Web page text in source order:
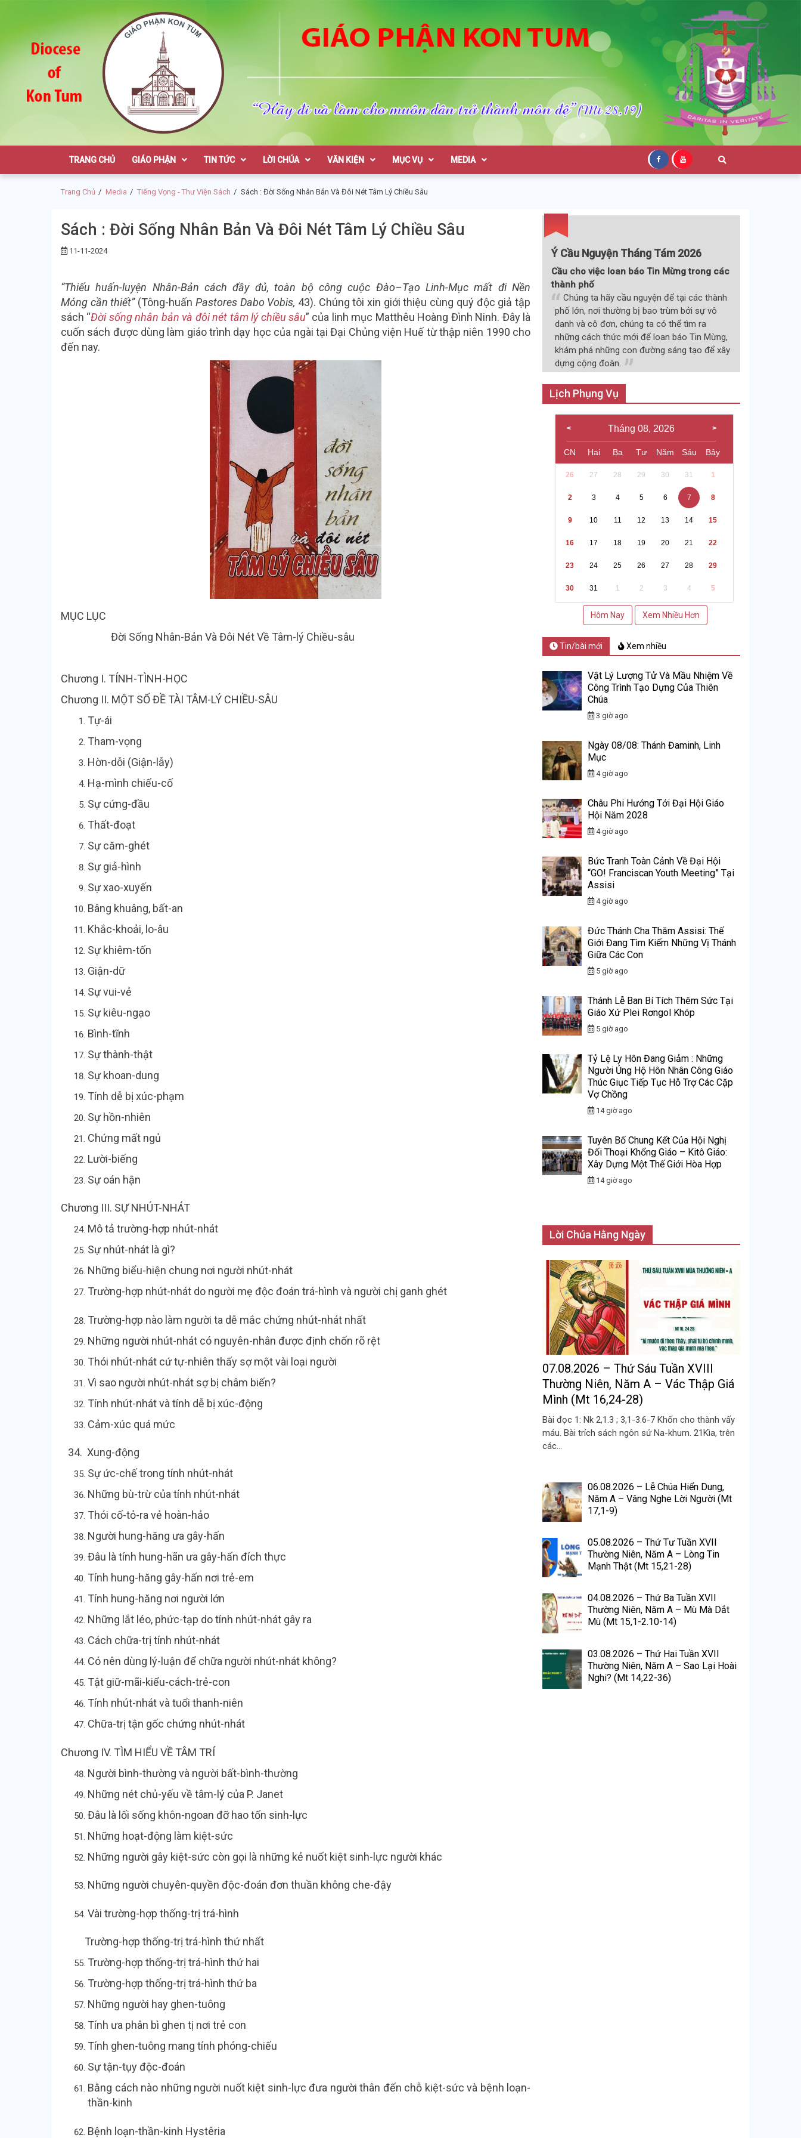
Giáo Phận Kon Tum
TRANG CHỦ GIÁO PHẬN TIN TỨC LỜI CHÚA VĂN KIỆN MỤC VỤ MEDIA
Trang Chủ Media Tiếng Vọng - Thư Viện Sách Sách : Đời Sống Nhân Bản Và Đôi Nét Tâm Lý Chiều Sâu
Sách : Đời Sống Nhân Bản Và Đôi Nét Tâm Lý Chiều Sâu
11-11-2024
“Thiếu huấn-luyện Nhân-Bản cách đầy đủ, toàn bộ công cuộc Đào–Tạo Linh-Mục mất đi Nền
Móng cần thiết” (Tông-huấn Pastores Dabo Vobis, 43). Chúng tôi xin giới thiệu cùng quý độc giả tập
sách “Đời sống nhân bản và đôi nét tâm lý chiều sâu” của linh mục Matthêu Hoàng Đình Ninh. Đây là
cuốn sách được dùng làm giáo trình dạy học của ngài tại Đại Chủng viện Huế từ thập niên 1990 cho
đến nay.
MỤC LỤC
Đời Sống Nhân-Bản Và Đôi Nét Về Tâm-lý Chiều-sâu
Chương I. TÍNH-TÌNH-HỌC
Chương II. MỘT SỐ ĐỀ TÀI TÂM-LÝ CHIỀU-SÂU
Tự-ái
Tham-vọng
Hờn-dỗi (Giận-lẫy)
Hạ-mình chiếu-cố
Sự cứng-đầu
Thất-đoạt
Sự căm-ghét
Sự giả-hình
Sự xao-xuyến
Bâng khuâng, bất-an
Khắc-khoải, lo-âu
Sự khiêm-tốn
Giận-dữ
Sự vui-vẻ
Sự kiêu-ngạo
Bình-tĩnh
Sự thành-thật
Sự khoan-dung
Tính dễ bị xúc-phạm
Sự hồn-nhiên
Chứng mất ngủ
Lười-biếng
Sự oán hận
Chương III. SỰ NHÚT-NHÁT
Mô tả trường-hợp nhút-nhát
Sự nhút-nhát là gì?
Những biểu-hiện chung nơi người nhút-nhát
Trường-hợp nhút-nhát do người mẹ độc đoán trá-hình và người chị ganh ghét
Trường-hợp nào làm người ta dễ mắc chứng nhút-nhát nhất
Những người nhút-nhát có nguyên-nhân được định chốn rõ rệt
Thói nhút-nhát cứ tự-nhiên thấy sợ một vài loại người
Vì sao người nhút-nhát sợ bị châm biến?
Tính nhút-nhát và tính dễ bị xúc-động
Cảm-xúc quá mức
34. Xung-động
Sự ức-chế trong tính nhút-nhát
Những bù-trừ của tính nhút-nhát
Thói cố-tỏ-ra vẻ hoàn-hảo
Người hung-hăng ưa gây-hấn
Đâu là tính hung-hãn ưa gây-hấn đích thực
Tính hung-hăng gây-hấn nơi trẻ-em
Tính hung-hăng nơi người lớn
Những lắt léo, phức-tạp do tính nhút-nhát gây ra
Cách chữa-trị tính nhút-nhát
Có nên dùng lý-luận để chữa người nhút-nhát không?
Tật giữ-mãi-kiểu-cách-trẻ-con
Tính nhút-nhát và tuổi thanh-niên
Chữa-trị tận gốc chứng nhút-nhát
Chương IV. TÌM HIỂU VỀ TÂM TRÍ
Người bình-thường và người bất-bình-thường
Những nét chủ-yếu về tâm-lý của P. Janet
Đâu là lối sống khôn-ngoan đỡ hao tốn sinh-lực
Những hoạt-động làm kiệt-sức
Những người gây kiệt-sức còn gọi là những kẻ nuốt kiệt sinh-lực người khác
Những người chuyên-quyền độc-đoán đơn thuần không che-đậy
Vài trường-hợp thống-trị trá-hình
Trường-hợp thống-trị trá-hình thứ nhất
Trường-hợp thống-trị trá-hình thứ hai
Trường-hợp thống-trị trá-hình thứ ba
Những người hay ghen-tuông
Tính ưa phân bì ghen tị nơi trẻ con
Tính ghen-tuông mang tính phóng-chiếu
Sự tận-tụy độc-đoán
Bằng cách nào những người nuốt kiệt sinh-lực đưa người thân đến chỗ kiệt-sức và bệnh loạn-
thần-kinh
Bệnh loạn-thần-kinh Hystêria
Ý Cầu Nguyện Tháng Tám 2026
Cầu cho việc loan báo Tin Mừng trong các
thành phố
Chúng ta hãy cầu nguyện để tại các thành
phố lớn, nơi thường bị bao trùm bởi sự vô
danh và cô đơn, chúng ta có thể tìm ra
những cách thức mới để loan báo Tin Mừng,
khám phá những con đường sáng tạo để xây
dựng cộng đoàn.
Lịch Phụng Vụ
Tháng 08, 2026
CN Hai Ba Tư Năm Sáu Bảy
26 27 28 29 30 31 1
2 3 4 5 6 7 8
9 10 11 12 13 14 15
16 17 18 19 20 21 22
23 24 25 26 27 28 29
30 31 1 2 3 4 5
Hôm Nay Xem Nhiều Hơn
Tin/bài mới Xem nhiều
Vật Lý Lượng Tử Và Mầu Nhiệm Về
Công Trình Tạo Dựng Của Thiên
Chúa
3 giờ ago
Ngày 08/08: Thánh Đaminh, Linh
Mục
4 giờ ago
Châu Phi Hướng Tới Đại Hội Giáo
Hội Năm 2028
4 giờ ago
Bức Tranh Toàn Cảnh Về Đại Hội
“GO! Franciscan Youth Meeting” Tại
Assisi
4 giờ ago
Đức Thánh Cha Thăm Assisi: Thế
Giới Đang Tìm Kiếm Những Vị Thánh
Giữa Các Con
5 giờ ago
Thánh Lễ Ban Bí Tích Thêm Sức Tại
Giáo Xứ Plei Rơngol Khóp
5 giờ ago
Tỷ Lệ Ly Hôn Đang Giảm : Những
Người Ủng Hộ Hôn Nhân Công Giáo
Thúc Giục Tiếp Tục Hỗ Trợ Các Cặp
Vợ Chồng
14 giờ ago
Tuyên Bố Chung Kết Của Hội Nghị
Đối Thoại Khổng Giáo – Kitô Giáo:
Xây Dựng Một Thế Giới Hòa Hợp
14 giờ ago
Lời Chúa Hằng Ngày
07.08.2026 – Thứ Sáu Tuần XVIII
Thường Niên, Năm A – Vác Thập Giá
Mình (Mt 16,24-28)
Bài đọc 1: Nk 2,1.3 ; 3,1-3.6-7 Khốn cho thành vấy
máu. Bài trích sách ngôn sứ Na-khum. 21Kìa, trên
các...
06.08.2026 – Lễ Chúa Hiển Dung,
Năm A – Vâng Nghe Lời Người (Mt
17,1-9)
05.08.2026 – Thứ Tư Tuần XVII
Thường Niên, Năm A – Lòng Tin
Mạnh Thật (Mt 15,21-28)
04.08.2026 – Thứ Ba Tuần XVII
Thường Niên, Năm A – Mù Mà Dắt
Mù (Mt 15,1-2.10-14)
03.08.2026 – Thứ Hai Tuần XVII
Thường Niên, Năm A – Sao Lại Hoài
Nghi? (Mt 14,22-36)